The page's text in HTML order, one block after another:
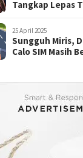
Tangkap Lepas
25 April 2025
Sungguh Miris,
Calo SIM Masih